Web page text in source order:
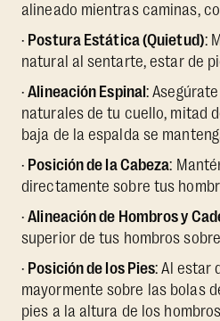
alineado mientras caminas,
· Postura Estática (Quietud):
natural al sentarte, estar de
·Alineación Espinal:
naturales de tu cuello, mitad
baja de la espalda se
· Posición de la Cabeza:
directamente sobre tus
·Alineación de Hombros y
superior de tus hombros
· Posición de los Pies: Al estar
mayormente sobre las bolas
pies a la altura de los